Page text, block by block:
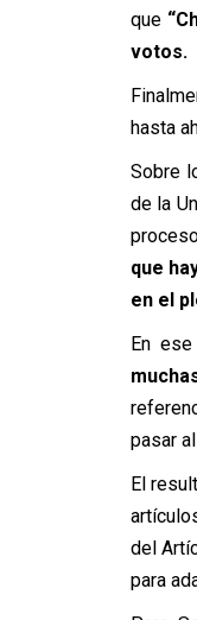
que
votos.
hasta
Sobre
de la
que
en el
En
pasar
El
del
para